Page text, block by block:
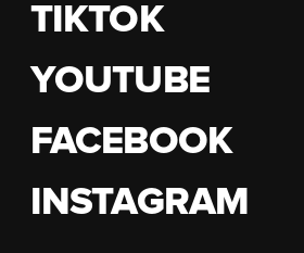
TIKTOK
YOUTUBE
FACEBOOK
INSTAGRAM